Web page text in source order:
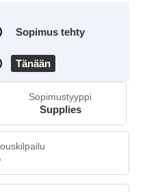
Sopimus tehty
Tänään
Sopimustyyppi
Supplies